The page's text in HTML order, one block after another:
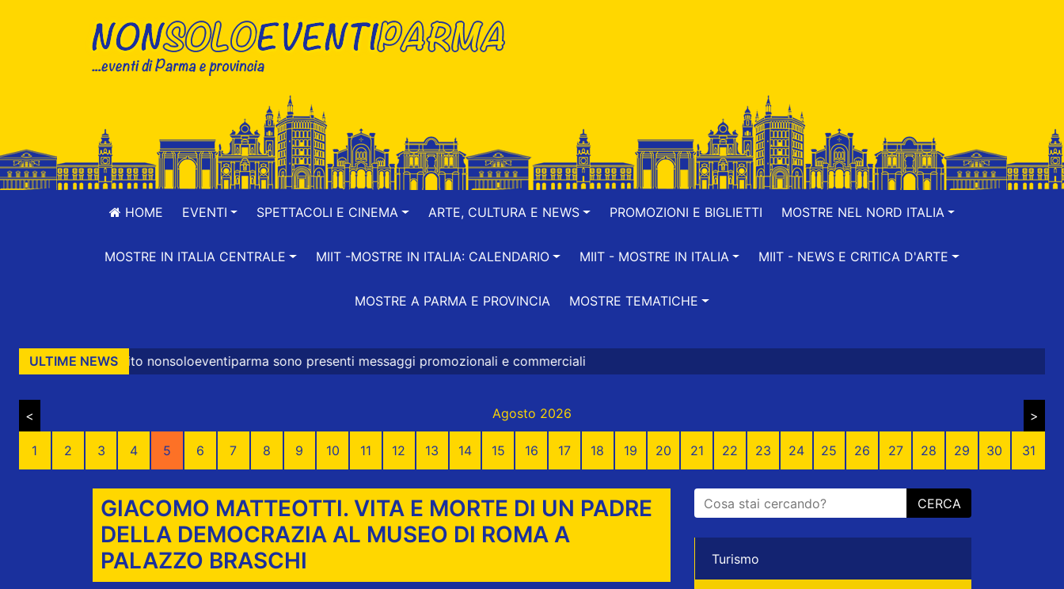
HOME EVENTI SPETTACOLI E CINEMA ARTE, CULTURA E NEWS PROMOZIONI E BIGLIETTI MOSTRE NEL NORD ITALIA
MOSTRE IN ITALIA CENTRALE MIIT -MOSTRE IN ITALIA: CALENDARIO MIIT - MOSTRE IN ITALIA MIIT - NEWS E CRITICA D'ARTE
MOSTRE A PARMA E PROVINCIA MOSTRE TEMATICHE
ULTIME NEWSsono presenti messaggi promozionali e commerciali
< Agosto 2026 >
1 2 3 4 5 6 7 8 9 10 11 12 13 14 15 16 17 18 19 20 21 22 23 24 25 26 27 28 29 30 31
GIACOMO MATTEOTTI. VITA E MORTE DI UN PADRE
DELLA DEMOCRAZIA AL MUSEO DI ROMA A
PALAZZO BRASCHI
CERCA
Turismo